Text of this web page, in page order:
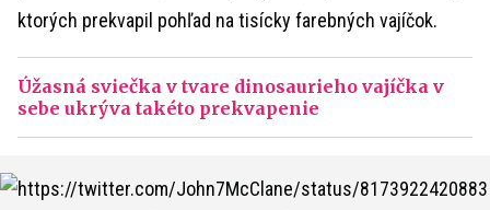
ktorých prekvapil pohľad na tisícky farebných vajíčok.
Úžasná sviečka v tvare dinosaurieho vajíčka v
sebe ukrýva takéto prekvapenie